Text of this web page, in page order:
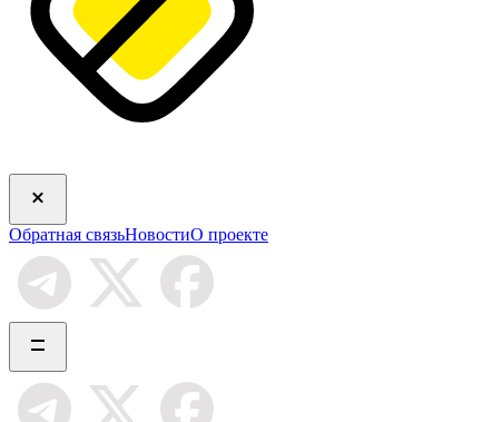
Обратная связьНовостиО проекте